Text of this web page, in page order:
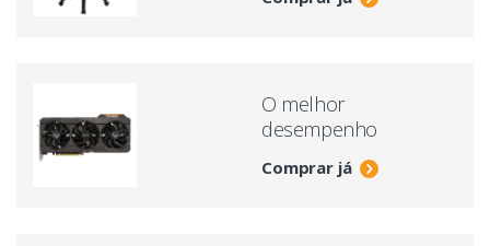
O melhor
desempenho
Comprar já